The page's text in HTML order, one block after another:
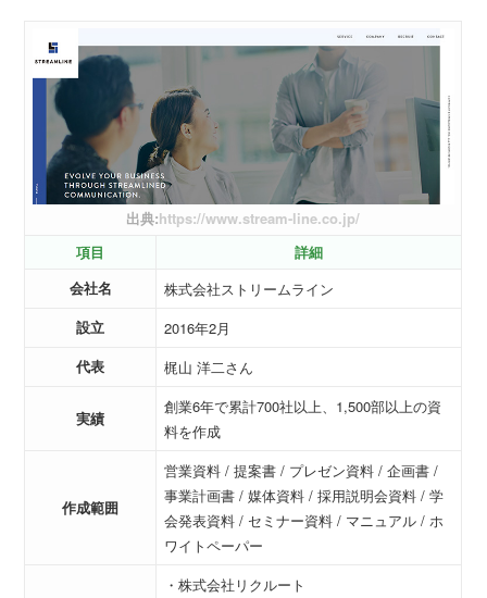
出典:https://www.stream-line.co.jp/
項目
詳細
会社名
株式会社ストリームライン
設立
2016年2月
代表
梶山 洋二さん
実績
創業6年で累計700社以上、1,500部以上の資
料を作成
作成範囲
営業資料 / 提案書 / プレゼン資料 / 企画書 /
事業計画書 / 媒体資料 / 採用説明会資料 / 学
会発表資料 / セミナー資料 / マニュアル / ホ
ワイトペーパー
・株式会社リクルート